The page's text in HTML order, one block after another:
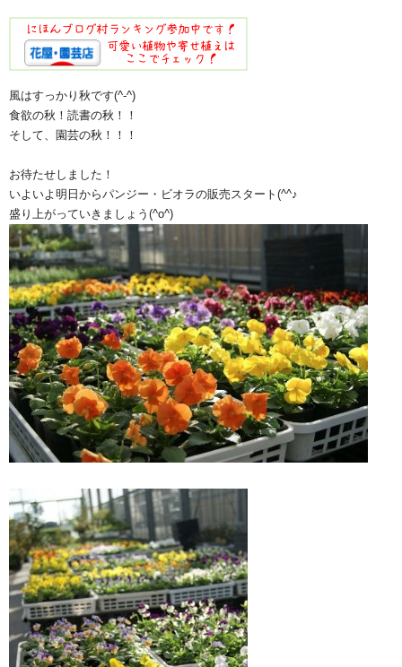
風はすっかり秋です(^-^)
食欲の秋！読書の秋！！
そして、園芸の秋！！！
お待たせしました！
いよいよ明日からパンジー・ビオラの販売スタート(^^♪
盛り上がっていきましょう(^o^)